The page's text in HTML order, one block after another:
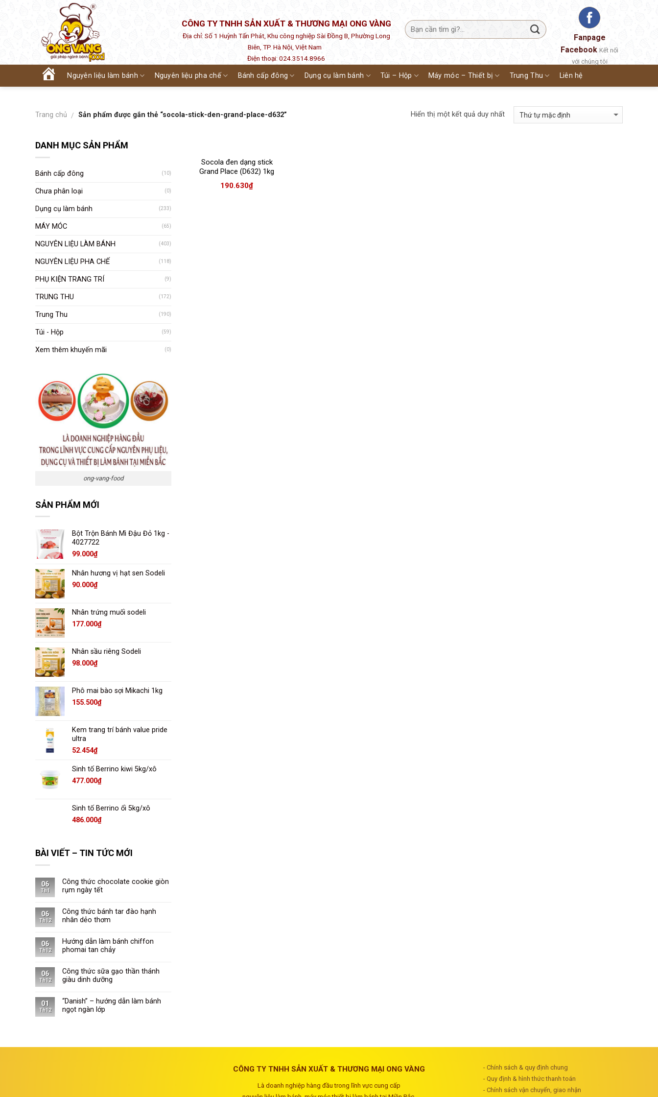
CÔNG TY TNHH SẢN XUẤT & THƯƠNG MẠI ONG VÀNG
Địa chỉ: Số 1 Huỳnh Tấn Phát, Khu công nghiệp Sài Đồng B, Phường Long
Biên, TP. Hà Nội, Việt Nam
Điện thoại: 024.3514.8966
Fanpage
Facebook Kết nối
với chúng tôi
Trang
Nguyên liệu làm bánh Nguyên liệu pha chế Bánh cấp đông Dụng cụ làm bánh Túi – Hộp Máy móc – Thiết bị Trung Thu Liên hệ
Trang chủ / Sản phẩm được gắn thẻ “socola-stick-den-grand-place-d632” Hiển thị một kết quả duy nhất
DANH MỤC SẢN PHẨM
Bánh cấp đông (10)
Chưa phân loại (0)
Dụng cụ làm bánh (233)
MÁY MÓC (65)
NGUYÊN LIỆU LÀM BÁNH (403)
NGUYÊN LIỆU PHA CHẾ (118)
PHỤ KIỆN TRANG TRÍ (9)
TRUNG THU (172)
Trung Thu (190)
Túi - Hộp (59)
Xem thêm khuyến mãi (0)
ong-vang-food
SẢN PHẨM MỚI
Bột Trộn Bánh Mì Đậu Đỏ 1kg -
4027722
99.000₫
Nhân hương vị hạt sen Sodeli
90.000₫
Nhân trứng muối sodeli
177.000₫
Nhân sầu riêng Sodeli
98.000₫
Phô mai bào sợi Mikachi 1kg
155.500₫
Kem trang trí bánh value pride
ultra
52.454₫
Sinh tố Berrino kiwi 5kg/xô
477.000₫
Sinh tố Berrino ổi 5kg/xô
486.000₫
BÀI VIẾT – TIN TỨC MỚI
06
Th1
Công thức chocolate cookie giòn
rụm ngày tết
06
Th12
Công thức bánh tar đào hạnh
nhân dẻo thơm
06
Th12
Hướng dẫn làm bánh chiffon
phomai tan chảy
06
Th12
Công thức sữa gạo thần thánh
giàu dinh dưỡng
01
Th12
“Danish” – hướng dẫn làm bánh
ngọt ngàn lớp
Socola đen dạng stick
Grand Place (D632) 1kg
190.630₫
CÔNG TY TNHH SẢN XUẤT & THƯƠNG MẠI ONG VÀNG
Là doanh nghiệp hàng đầu trong lĩnh vực cung cấp
- Chính sách & quy định chung
- Quy định & hình thức thanh toán
- Chính sách vận chuyển, giao nhận